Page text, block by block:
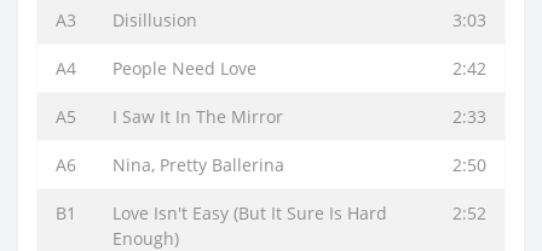
A3 Disillusion 3:03
A4 People Need Love 2:42
A5 I Saw It In The Mirror 2:33
A6 Nina, Pretty Ballerina 2:50
B1
Love Isn't Easy (But It Sure Is Hard
Enough)
2:52